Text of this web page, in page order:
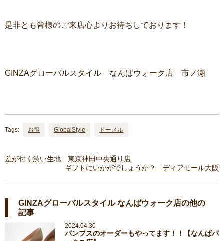
是非とも皆様のご来店心よりお待ちしております！
GINZAグローバルスタイル なんばウォーク店 市ノ瀬
Tags: お得 GlobalStyle ドーメル
差が付く渋い生地 東京神田中央通り店
ギフトにいかがでしょうか？ ディアモール大阪
GINZAグローバルスタイル なんばウォーク店の他の
記事
2024.04.30
パンプスのオーダーもやってます！！【なんばパ